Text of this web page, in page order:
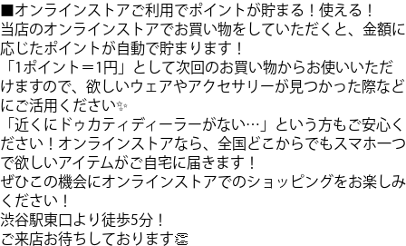
■オンラインストアご利用でポイントが貯まる！使える！
当店の​オンラインストアでお買い物をしていただくと、金額に
応じたポイントが自動で貯まります！
「1ポイント＝1円」として次回のお買い物からお使いいただ
けますので、欲しいウェアやアクセサリーが見つかった際など
にご活用ください✨️
​「近くにドゥカティディーラーがない…」という方もご安心く
ださい！オンラインストアなら、全国どこからでもスマホ一つ
で欲しいアイテムがご自宅に届きます！
​ぜひこの機会にオンラインストアでのショッピングをお楽しみ
ください！
渋谷駅東口より徒歩5分！
ご来店お待ちしております👏